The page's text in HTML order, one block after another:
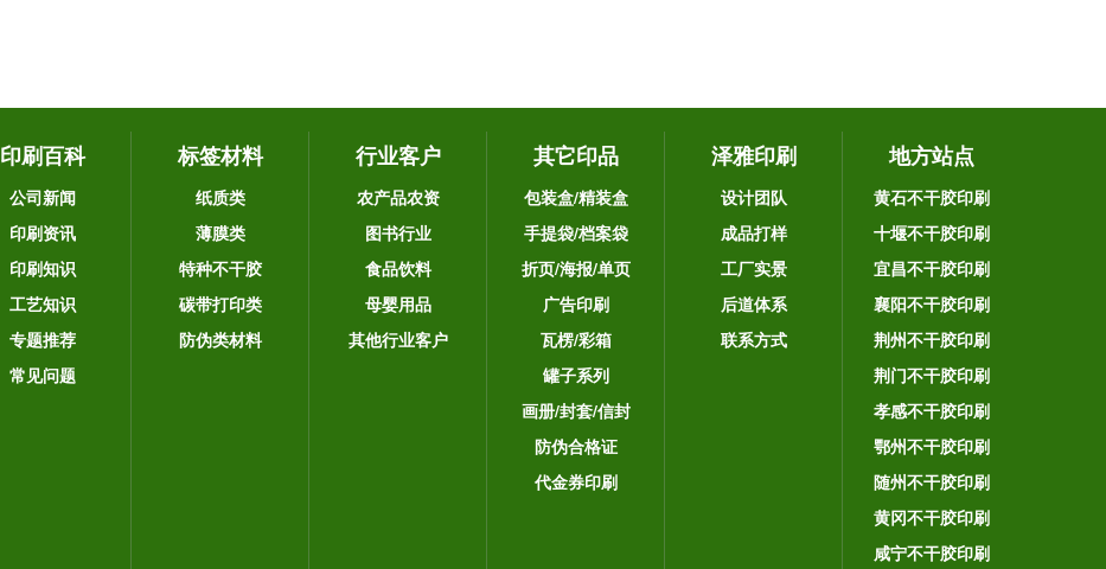
印刷百科
公司新闻
印刷资讯
印刷知识
工艺知识
专题推荐
常见问题
标签材料
纸质类
薄膜类
特种不干胶
碳带打印类
防伪类材料
行业客户
农产品农资
图书行业
食品饮料
母婴用品
其他行业客户
其它印品
包装盒/精装盒
手提袋/档案袋
折页/海报/单页
广告印刷
瓦楞/彩箱
罐子系列
画册/封套/信封
防伪合格证
代金券印刷
泽雅印刷
设计团队
成品打样
工厂实景
后道体系
联系方式
地方站点
黄石不干胶印刷
十堰不干胶印刷
宜昌不干胶印刷
襄阳不干胶印刷
荆州不干胶印刷
荆门不干胶印刷
孝感不干胶印刷
鄂州不干胶印刷
随州不干胶印刷
黄冈不干胶印刷
咸宁不干胶印刷